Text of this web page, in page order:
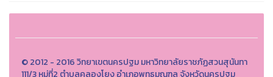
© 2012 - 2016 วิทยาเขตนครปฐม มหาวิทยาลัยราชภัฏสวนสุนันทา
111/3 หมู่ที่2 ตำบลคลองโยง อำเภอพุทธมณฑล จังหวัดนครปฐม